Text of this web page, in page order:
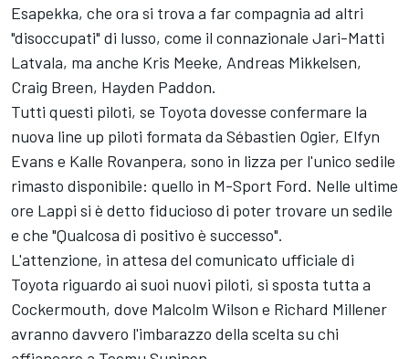
Esapekka, che ora si trova a far compagnia ad altri
"disoccupati" di lusso, come il connazionale Jari-Matti
Latvala, ma anche Kris Meeke, Andreas Mikkelsen,
Craig Breen, Hayden Paddon.
Tutti questi piloti, se Toyota dovesse confermare la
nuova line up piloti formata da Sébastien Ogier, Elfyn
Evans e Kalle Rovanpera, sono in lizza per l'unico sedile
rimasto disponibile: quello in M-Sport Ford. Nelle ultime
ore Lappi si è detto fiducioso di poter trovare un sedile
e che "Qualcosa di positivo è successo".
L'attenzione, in attesa del comunicato ufficiale di
Toyota riguardo ai suoi nuovi piloti, si sposta tutta a
Cockermouth, dove Malcolm Wilson e Richard Millener
avranno davvero l'imbarazzo della scelta su chi